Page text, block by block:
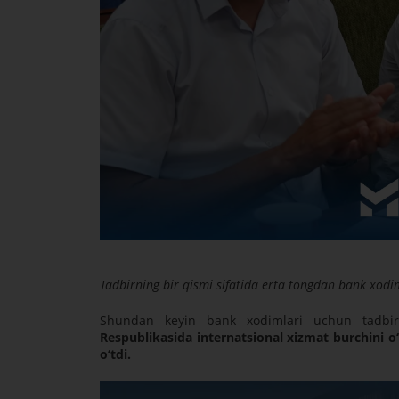
Tadbirning bir qismi sifatida erta tongdan bank
Shundan keyin bank xodimlari uchun
Respublikasida internatsional xizmat burchini
o‘tdi.